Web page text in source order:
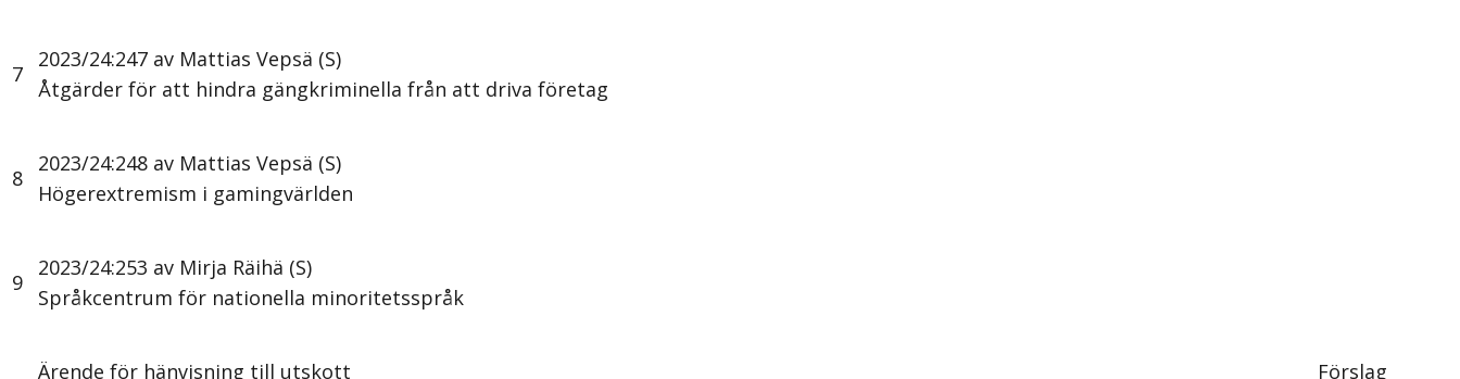
7
2023/24:247 av Mattias Vepsä (S)
Åtgärder för att hindra gängkriminella från att driva företag
8
2023/24:248 av Mattias Vepsä (S)
Högerextremism i gamingvärlden
9
2023/24:253 av Mirja Räihä (S)
Språkcentrum för nationella minoritetsspråk
Ärende för hänvisning till utskott Förslag